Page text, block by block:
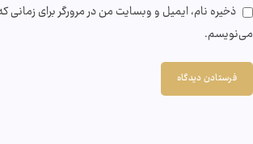
ذخیره نام، ایمیل و وبسایت من در مرورگر برای زمانی
می‌نویسم.